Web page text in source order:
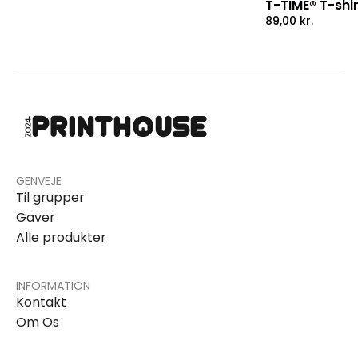
T-TIME® T-
89,00 kr.
GENVEJE
Til grupper
Gaver
Alle produkter
INFORMATION
Kontakt
Om Os